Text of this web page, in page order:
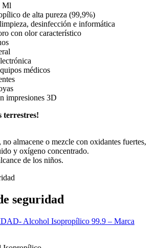
Ml
de alta pureza (99,9%)
desinfección e informática
con olor característico
médicos
impresiones 3D
terrestres!
almacene o mezcle con oxidantes fuertes,
y oxígeno concentrado.
de los niños.
seguridad
Alcohol Isopropílico 99.9 – Marca